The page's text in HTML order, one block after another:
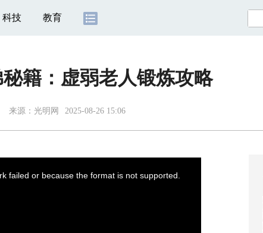
科技 教育
籍：虚弱老人锻炼攻略
来源： 光明网 2025-08-26 15:06
failed or because the format is not supported.